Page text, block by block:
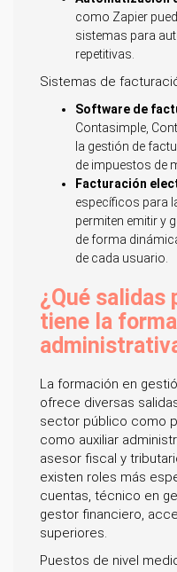
como Zapier
sistemas para
repetitivas.
Sistemas de
Software de
Contasimple,
la gestión de
de impuestos de
Facturación
específicos para
permiten emitir y
de forma
de cada usuario.
¿Qué salidas
tiene la
La formación en
ofrece diversas
sector público como
como auxiliar
asesor fiscal y
existen roles más
cuentas, técnico en
gestor financiero,
superiores.
Puestos de nivel